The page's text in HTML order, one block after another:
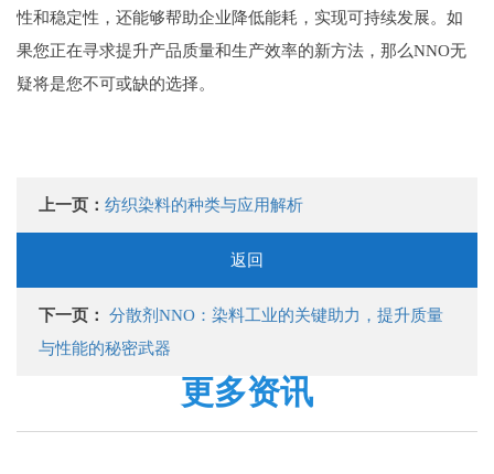
性和稳定性，还能够帮助企业降低能耗，实现可持续发展。如
果您正在寻求提升产品质量和生产效率的新方法，那么NNO无
疑将是您不可或缺的选择。
上一页： 纺织染料的种类与应用解析
返回
下一页：
分散剂NNO：染料工业的关键助力，提升质量
与性能的秘密武器
更多资讯